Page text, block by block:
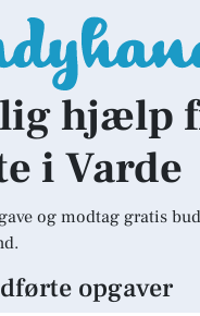
hjælp
i Varde
og modtag gratis
opgaver